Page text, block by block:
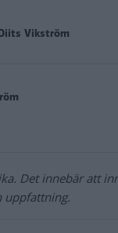
Vikström
Det innebär att
uppfattning.